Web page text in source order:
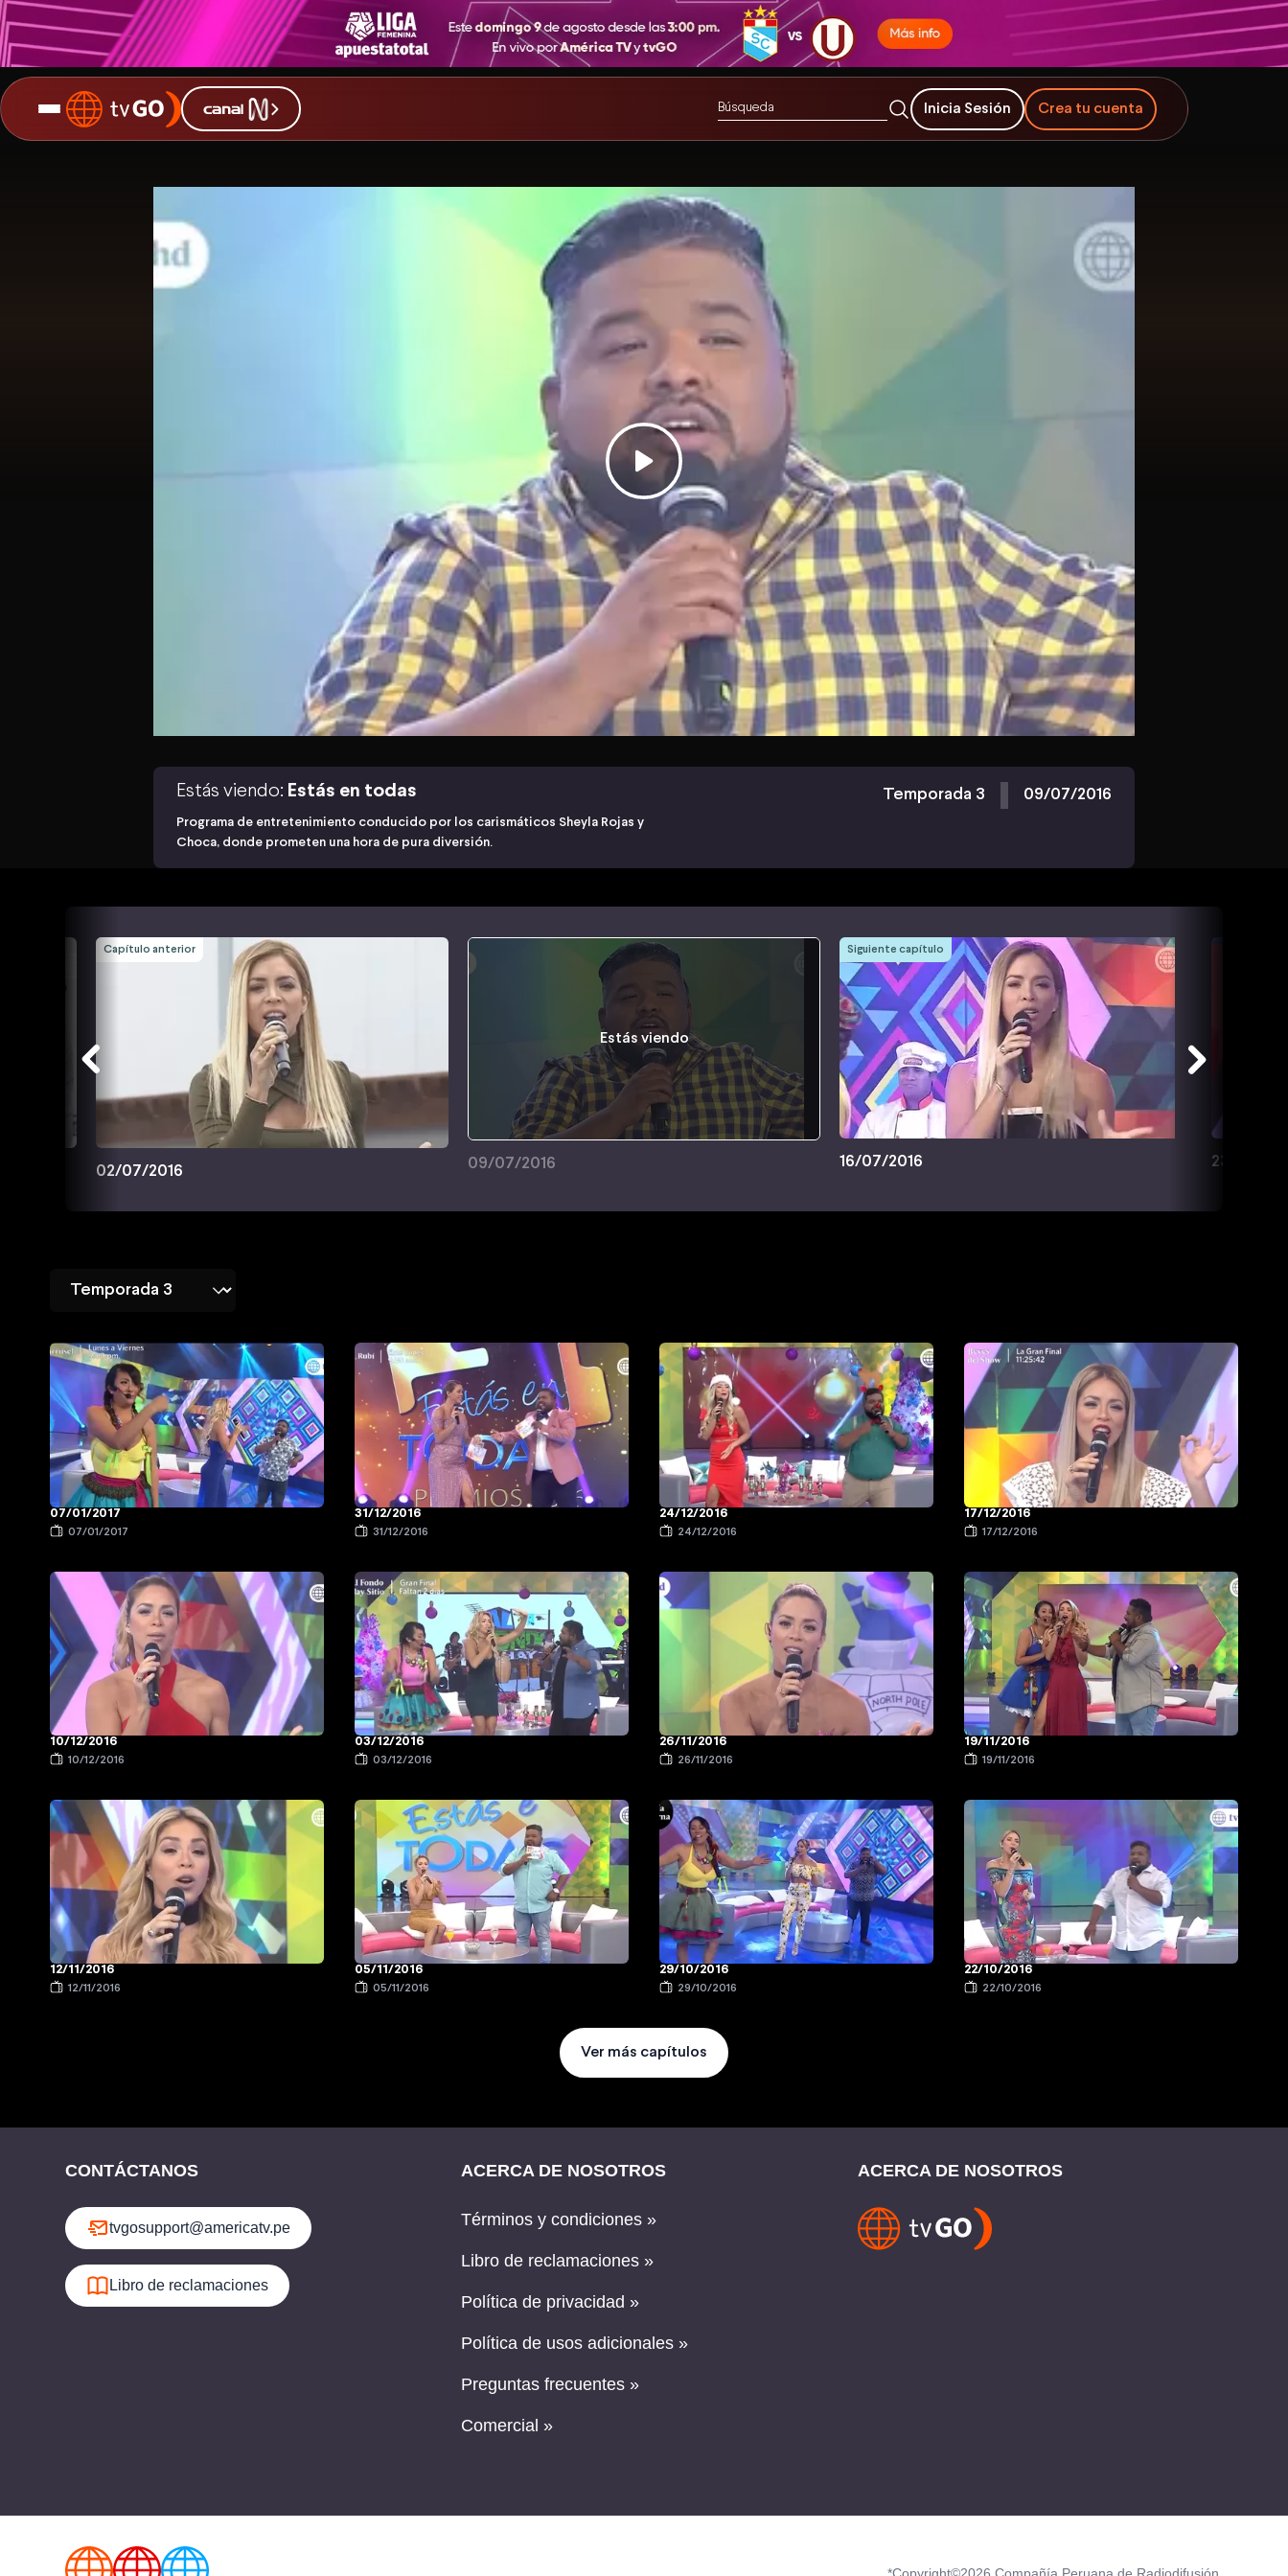
Inicia Sesión Crea tu cuenta
Estás viendo: Estás en todas
Programa de entretenimiento conducido por los carismáticos Sheyla Rojas y
Choca, donde prometen una hora de pura diversión.
Temporada 3 09/07/2016
Capítulo anterior
02/07/2016
Estás viendo
09/07/2016
Siguiente capítulo
16/07/2016 23/07/
07/01/2017
07/01/2017
31/12/2016
31/12/2016
24/12/2016
24/12/2016
17/12/2016
17/12/2016
10/12/2016
10/12/2016
03/12/2016
03/12/2016
26/11/2016
26/11/2016
19/11/2016
19/11/2016
12/11/2016
12/11/2016
05/11/2016
05/11/2016
29/10/2016
29/10/2016
22/10/2016
22/10/2016
Ver más capítulos
CONTÁCTANOS
tvgosupport@americatv.pe
Libro de reclamaciones
ACERCA DE NOSOTROS
Términos y condiciones »
Libro de reclamaciones »
Política de privacidad »
Política de usos adicionales »
Preguntas frecuentes »
Comercial »
ACERCA DE NOSOTROS